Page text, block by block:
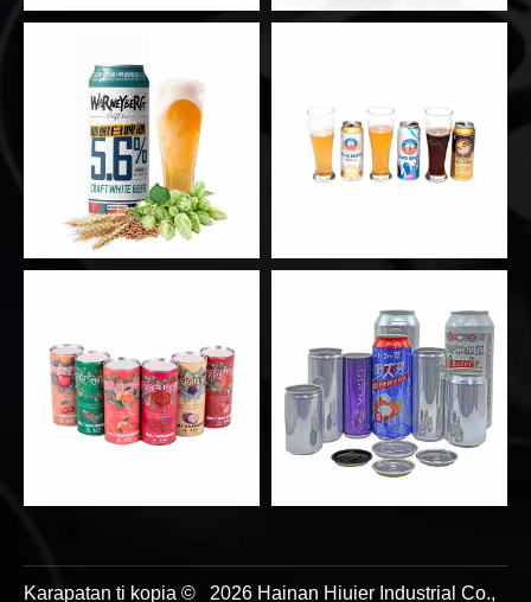
Karapatan ti kopia © 2026 Hainan Hiuier Industrial Co.,